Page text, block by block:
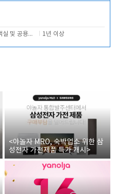
호텔객실 및 공용시설 청소 관리 1년 이상
<야놀자 MRO, 숙박업소 위한 삼
성전자 가전제품 특가 개시>